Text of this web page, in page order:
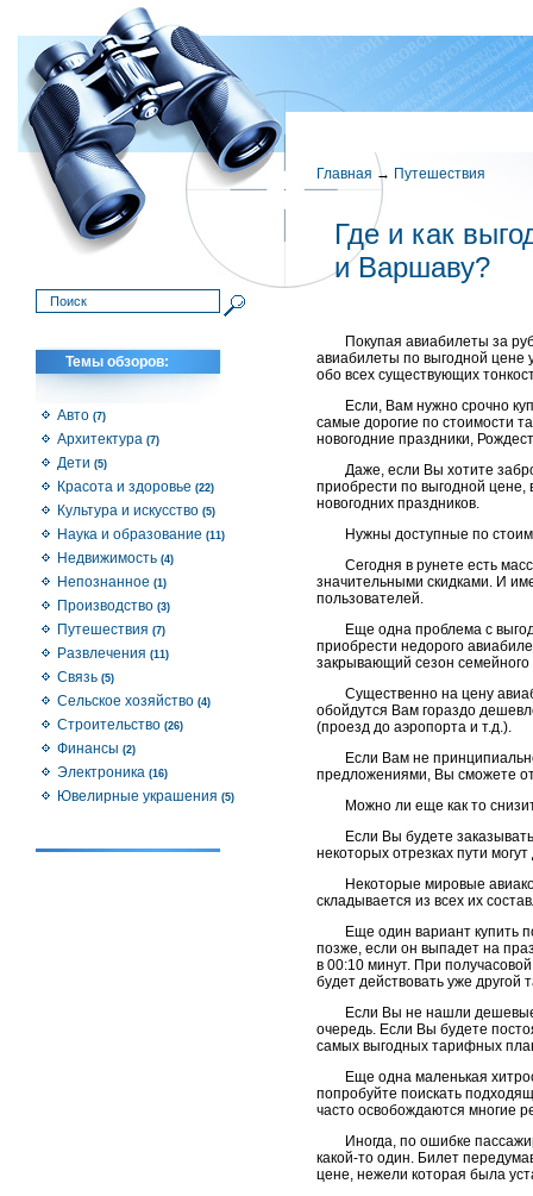
Темы обзоров:
Авто (7)
Архитектура (7)
Дети (5)
Красота и здоровье (22)
Культура и искусство (5)
Наука и образование (11)
Недвижимость (4)
Непознанное (1)
Производство (3)
Путешествия (7)
Развлечения (11)
Связь (5)
Сельское хозяйство (4)
Строительство (26)
Финансы (2)
Электроника (16)
Ювелирные украшения (5)
Главная → Путешествия
Где и как
и Варшаву?
Покупая авиабилеты за
авиабилеты по выгодной цене
обо всех существующих
Если, Вам нужно срочно
самые дорогие по стоимости
новогодние праздники,
Даже, если Вы хотите
приобрести по выгодной
новогодних праздников.
Нужны доступные по
Сегодня в рунете есть
значительными скидками. И
пользователей.
Еще одна проблема с
приобрести недорого
закрывающий сезон семейного
Существенно на цену
обойдутся Вам гораздо
(проезд до аэропорта и т.д.).
Если Вам не
предложениями, Вы сможете
Можно ли еще как то
Если Вы будете
некоторых отрезках пути
Некоторые мировые
складывается из всех их
Еще один вариант купить
позже, если он выпадет на
в 00:10 минут. При
будет действовать уже другой
Если Вы не нашли дешевые
очередь. Если Вы будете
самых выгодных тарифных
Еще одна маленькая
попробуйте поискать
часто освобождаются многие
Иногда, по ошибке
какой-то один. Билет
цене, нежели которая была